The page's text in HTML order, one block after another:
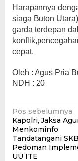
Harapannya
siaga Buton
garda terdepan
cepat.
Oleh : Agus Pria
NDH : 20
Navigasi
pos
Pos sebelumnya
Kapolri, Jaksa
Menkominfo
Tandatangani SKB
Pedoman
UU ITE